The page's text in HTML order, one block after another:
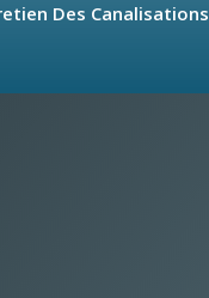
Des Canalisations